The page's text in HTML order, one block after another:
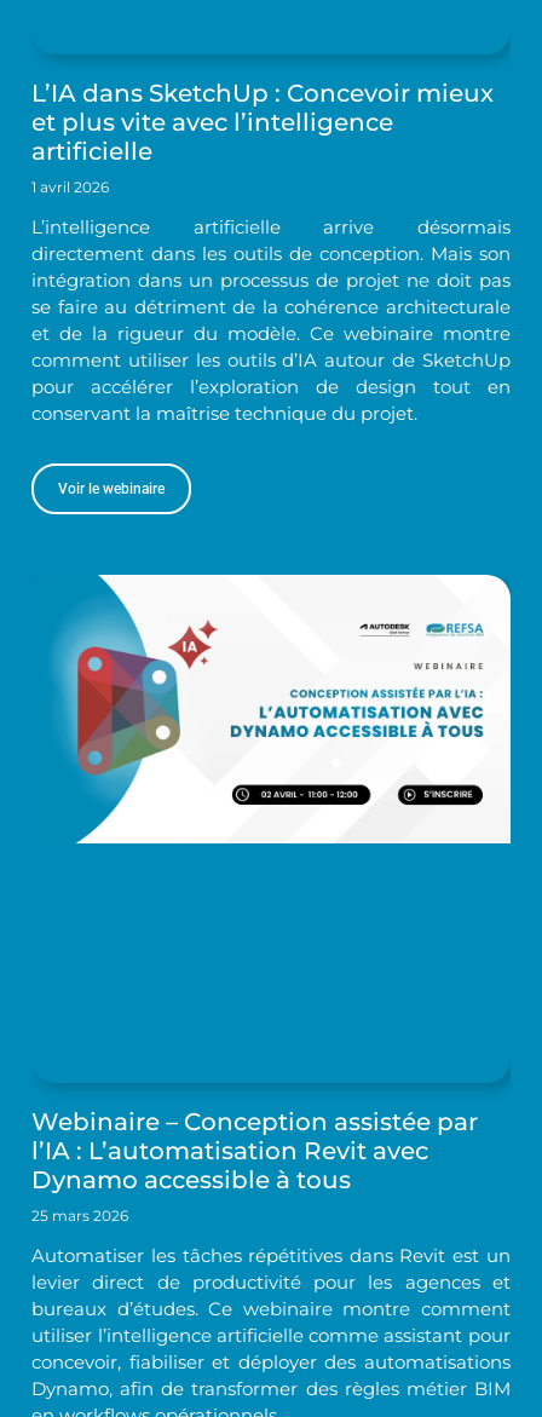
L’IA dans SketchUp : Concevoir mieux
et plus vite avec l’intelligence
artificielle
1 avril 2026
L’intelligence artificielle arrive désormais
directement dans les outils de conception. Mais son
intégration dans un processus de projet ne doit pas
se faire au détriment de la cohérence architecturale
et de la rigueur du modèle. Ce webinaire montre
comment utiliser les outils d’IA autour de SketchUp
pour accélérer l’exploration de design tout en
conservant la maîtrise technique du projet.
Voir le webinaire
Webinaire – Conception assistée par
l’IA : L’automatisation Revit avec
Dynamo accessible à tous
25 mars 2026
Automatiser les tâches répétitives dans Revit est un
levier direct de productivité pour les agences et
bureaux d’études. Ce webinaire montre comment
utiliser l’intelligence artificielle comme assistant pour
concevoir, fiabiliser et déployer des automatisations
Dynamo, afin de transformer des règles métier BIM